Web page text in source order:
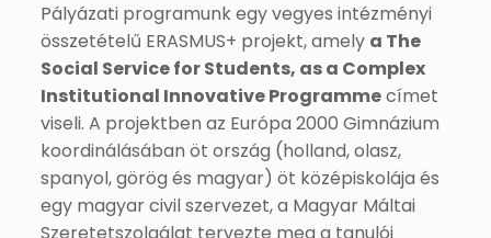
Pályázati programunk egy vegyes intézményi
összetételű ERASMUS+ projekt, amely a The
Social Service for Students, as a Complex
Institutional Innovative Programmecímet
viseli. A projektben az Európa 2000 Gimnázium
koordinálásában öt ország (holland, olasz,
spanyol, görög és magyar) öt középiskolája és
egy magyar civil szervezet, a Magyar Máltai